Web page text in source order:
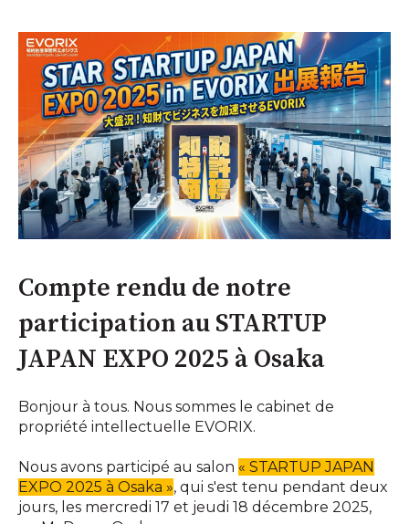
Compte rendu de notre
participation au STARTUP
JAPAN EXPO 2025 à Osaka
Bonjour à tous. Nous sommes le cabinet de
propriété intellectuelle EVORIX.
Nous avons participé au salon « STARTUP JAPAN
EXPO 2025 à Osaka », qui s'est tenu pendant deux
jours, les mercredi 17 et jeudi 18 décembre 2025,